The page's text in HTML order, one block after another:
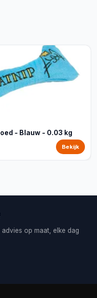
- Blauw - 0.03 kg
Bekijk
op maat, elke dag